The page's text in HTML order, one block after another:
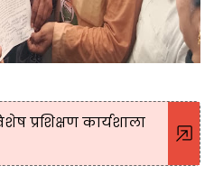
प्रशिक्षण कार्यशाला